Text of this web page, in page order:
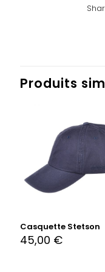
Produits
Casquette Stetson
45,00 €